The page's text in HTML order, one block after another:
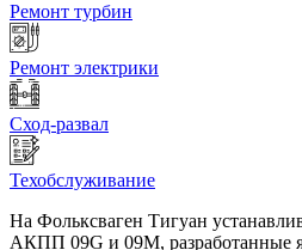
Ремонт турбин
Ремонт электрики
Сход-развал
Техобслуживание
На Фольксваген Тигуан
АКПП 09G и 09M, разработанные